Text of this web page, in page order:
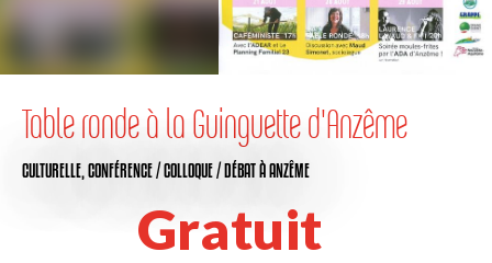
Table ronde à la Guinguette d'Anzême
CULTURELLE,CONFÉRENCE / COLLOQUE / DÉBATÀ ANZÊME
Gratuit